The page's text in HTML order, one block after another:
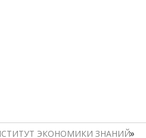
ЭКОНОМИКИ ЗНАНИЙ